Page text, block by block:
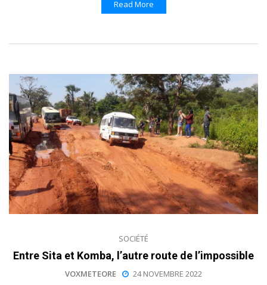
Read More
SOCIÉTÉ
Entre Sita et Komba, l’autre route de l’impossible
VOXMETEORE 24 NOVEMBRE 2022